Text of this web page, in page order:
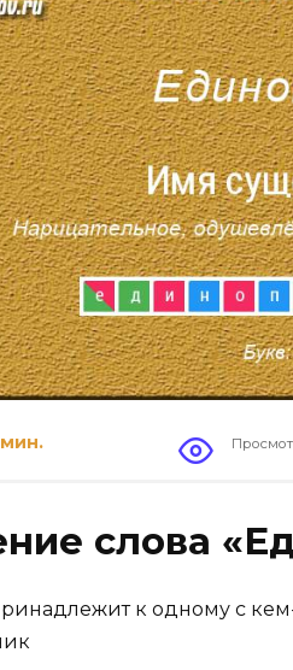
мин.
слова
к одному с